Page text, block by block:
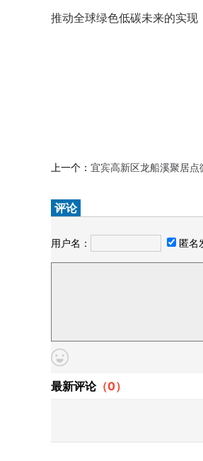
推动全球绿色低碳未来的实
上一个： 宜宾高新区龙船溪聚居点
评论
用户名： 匿名
最新评论（0）